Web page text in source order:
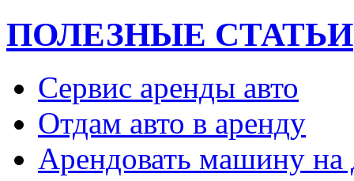
ПОЛЕЗНЫЕ СТАТЬИ
Сервис аренды авто
Отдам авто в аренду
Арендовать машину на